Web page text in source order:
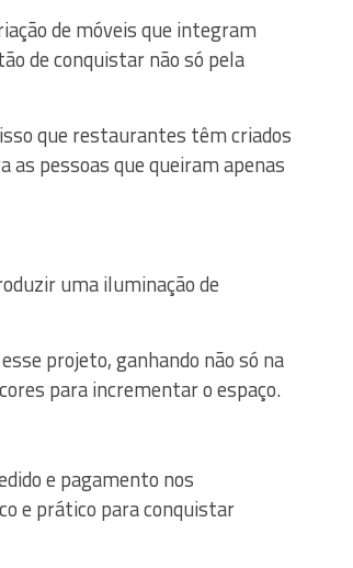
de móveis que integram
de conquistar não só pela
que restaurantes têm criados
pessoas que queiram apenas
uma iluminação de
projeto, ganhando não só na
para incrementar o espaço.
e pagamento nos
e prático para conquistar